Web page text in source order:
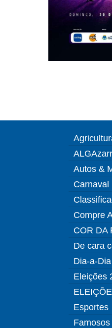
Autos &
Carnaval
Compre
COR DA
De cara
Dia-a-Dia
Eleições
Esportes
Famosos